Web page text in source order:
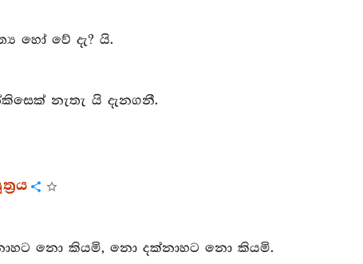
හෝ වේ දැ? යි.
නැතැ යි දැනගනී.
නො කියමි, නො දක්නාහට නො කියමි.